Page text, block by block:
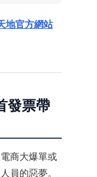
地官方網站
發票帶
商大爆單或
員的惡夢。